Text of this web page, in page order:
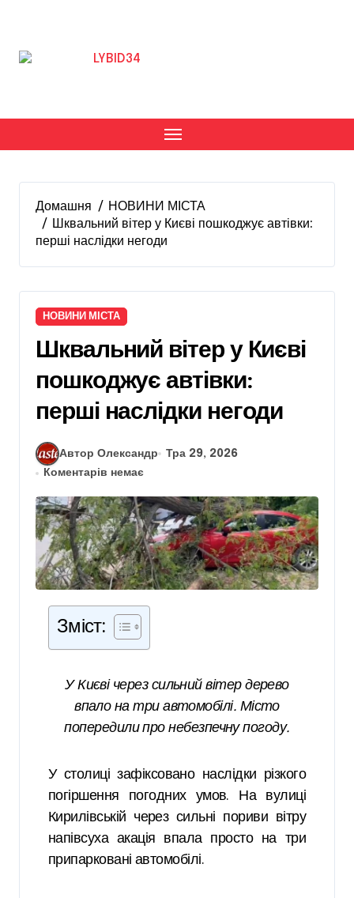
Домашня
НОВИНИ МІСТА
Шквальний вітер у Києві пошкоджує автівки:
перші наслідки негоди
НОВИНИ МІСТА
Шквальний вітер у Києві
пошкоджує автівки:
перші наслідки негоди
Автор Олександр
Тра 29, 2026
Коментарів немає
Зміст:
У Києві через сильний вітер дерево
впало на три автомобілі. Місто
попередили про небезпечну погоду.
У столиці зафіксовано наслідки різкого
погіршення погодних умов. На вулиці
Кирилівській через сильні пориви вітру
напівсуха акація впала просто на три
припарковані автомобілі.